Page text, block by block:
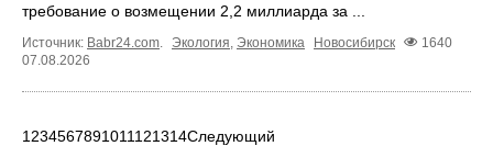
требование о возмещении 2,2 миллиарда за ...
Источник: Babr24.com. Экология, Экономика Новосибирск
1640
07.08.2026
1 234567891011121314Следующий